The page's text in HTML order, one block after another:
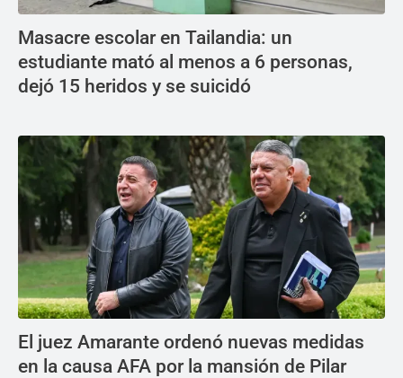
Masacre escolar en Tailandia: un
estudiante mató al menos a 6 personas,
dejó 15 heridos y se suicidó
El juez Amarante ordenó nuevas medidas
en la causa AFA por la mansión de Pilar